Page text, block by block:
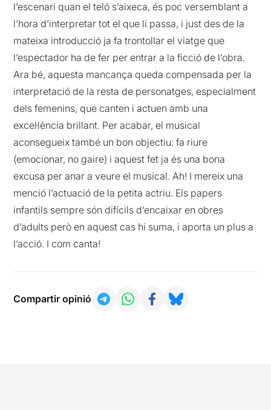
l’escenari quan el teló s’aixeca, és poc versemblant a
l’hora d’interpretar tot el que li passa, i just des de la
mateixa introducció ja fa trontollar el viatge que
l’espectador ha de fer per entrar a la ficció de l’obra.
Ara bé, aquesta mancança queda compensada per la
interpretació de la resta de personatges, especialment
dels femenins, que canten i actuen amb una
excel·lència brillant. Per acabar, el musical
aconsegueix també un bon objectiu: fa riure
(emocionar, no gaire) i aquest fet ja és una bona
excusa per anar a veure el musical. Ah! I mereix una
menció l’actuació de la petita actriu. Els papers
infantils sempre són difícils d’encaixar en obres
d’adults però en aquest cas hi suma, i aporta un plus a
l’acció. I com canta!
Compartir opinió